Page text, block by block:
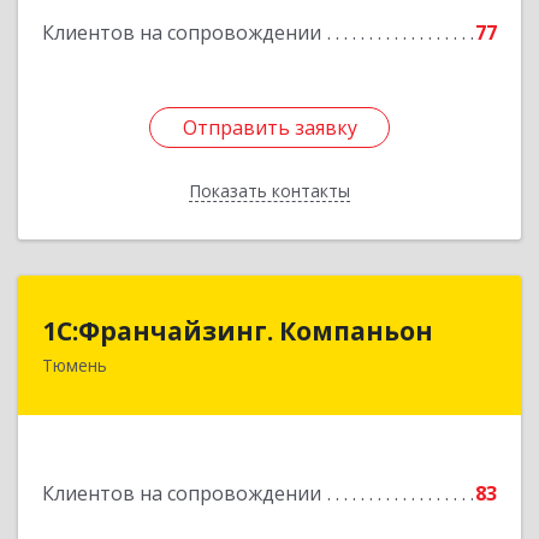
Клиентов на сопровождении 77
Отправить заявку
Показать контакты
Подробнее
Отправить заявку
Назад
1С:Франчайзинг. Компаньон
Тюмень
Клиентов на сопровождении 83
1С:Франчайзинг. Компаньон